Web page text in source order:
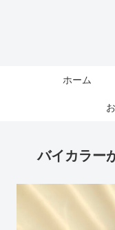
ホーム
バイカラー